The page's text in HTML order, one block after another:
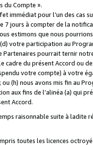
du Compte ».
pour l’un des cas
7 jours à compter de la
estimons que nous
votre participation au
pourrait ternir
du présent Accord ou
votre compte) à votre
(h) nous avons mis fin au
aux fins de l’alinéa (a) qui
Accord.
raisonnable suite à ladite
toutes les licences